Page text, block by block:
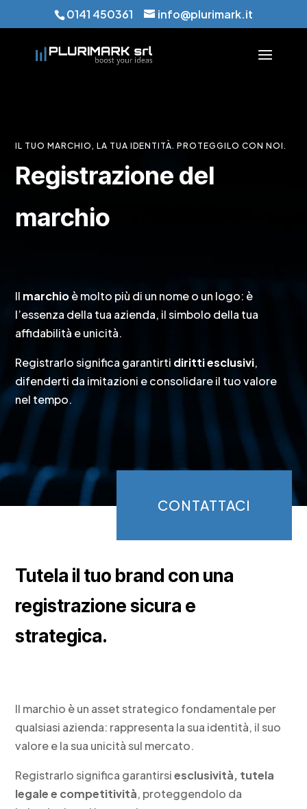
0141 450361 info@plurimark.it
IL TUO MARCHIO, LA TUA IDENTITÀ. PROTEGGILO CON NOI.
Registrazione del
marchio
Il marchioè molto più di un nome o un logo: è
l’essenza della tua azienda, il simbolo della tua
affidabilità e unicità.
Registrarlo significa garantirti diritti esclusivi,
difenderti da imitazioni e consolidare il tuo valore
nel tempo.
CONTATTACI
Tutela il tuo brand con una
registrazione sicura e
strategica.
Il marchio è un asset strategico fondamentale per
qualsiasi azienda: rappresenta la sua identità, il suo
valore e la sua unicità sul mercato.
Registrarlo significa garantirsiesclusività, tutela
legale e competitività, proteggendolo da